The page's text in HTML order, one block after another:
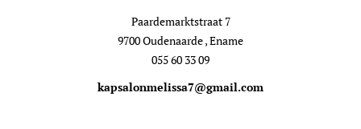
Paardemarktstraat 7
9700 Oudenaarde , Ename
055 60 33 09
kapsalonmelissa7@gmail.com